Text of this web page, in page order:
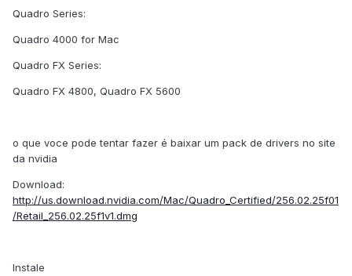
Quadro Series:
Quadro 4000 for Mac
Quadro FX Series:
Quadro FX 4800, Quadro FX 5600
o que voce pode tentar fazer é baixar um pack de drivers no site
da nvidia
Download:
http://us.download.nvidia.com/Mac/Quadro_Certified/256.02.25f01
/Retail_256.02.25f1v1.dmg
Instale